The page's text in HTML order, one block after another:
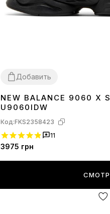
Добавить
3637 3839404142 43 4445
NEW BALANCE 9060 X
U9060IDW
Код:FKS2358423
11
3975 грн